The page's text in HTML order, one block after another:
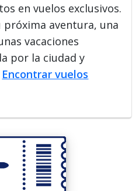
en vuelos exclusivos.
próxima aventura, una
vacaciones
por la ciudad y
Encontrar vuelos